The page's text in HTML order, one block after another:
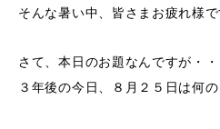
そんな暑い中、皆さまお疲れ様で
さて、本日のお題なんですが・・
３年後の今日、８月２５日は何